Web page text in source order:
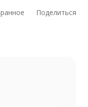
Поделиться